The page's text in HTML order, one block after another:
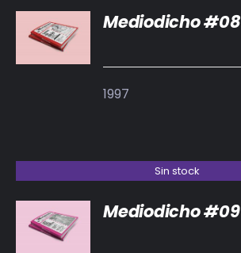
DETALLES
Mediodicho #08
1997
Sin stock
DETALLES
Mediodicho #09